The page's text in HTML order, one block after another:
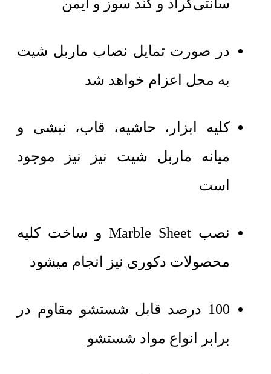
سانتی‌گراد و کند سوز و ایمن
در صورت تمایل نصاب ماربل شیت
به محل اعزام خواهد شد
کلیه ابزار، حاشیه، قاب، نبشی و
میانه ماربل شیت نیز نیز موجود
است
نصب Marble Sheet و ساخت کلیه
محصولات دکوری نیز انجام میشود
100 درصد قابل شستشو مقاوم در
برابر انواع مواد شستشو